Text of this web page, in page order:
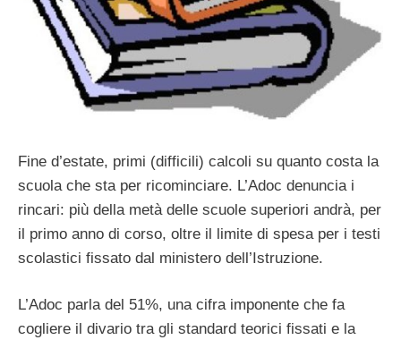
Fine d’estate, primi (difficili) calcoli su quanto costa la
scuola che sta per ricominciare. L’Adoc denuncia i
rincari: più della metà delle scuole superiori andrà, per
il primo anno di corso, oltre il limite di spesa per i testi
scolastici fissato dal ministero dell’Istruzione.
L’Adoc parla del 51%, una cifra imponente che fa
cogliere il divario tra gli standard teorici fissati e la